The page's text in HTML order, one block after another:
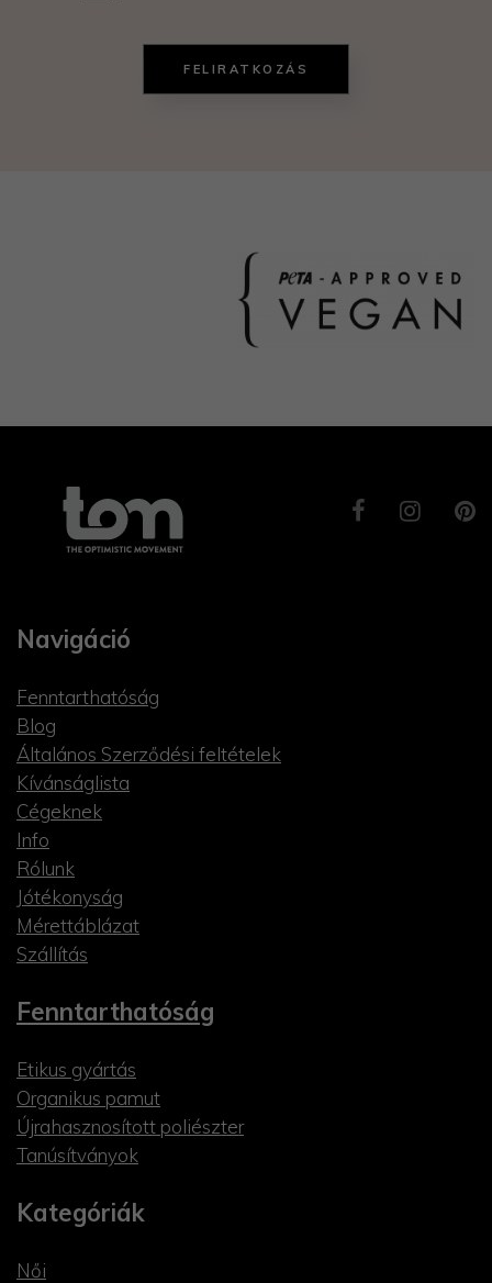
FELIRATKOZÁS
Navigáció
Fenntarthatóság
Blog
Általános Szerződési feltételek
Kívánságlista
Cégeknek
Info
Rólunk
Jótékonyság
Mérettáblázat
Szállítás
Fenntarthatóság
Etikus gyártás
Organikus pamut
Újrahasznosított poliészter
Tanúsítványok
Kategóriák
Női